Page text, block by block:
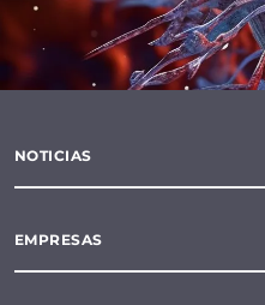
NOTICIAS
EMPRESAS